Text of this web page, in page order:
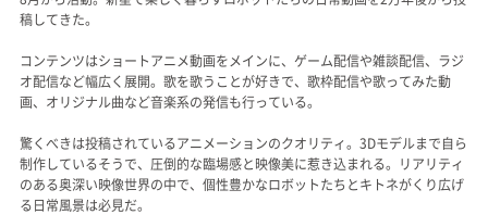
稿してきた。
コンテンツはショートアニメ動画をメインに、ゲーム配信や雑談配信、ラジ
オ配信など幅広く展開。歌を歌うことが好きで、歌枠配信や歌ってみた動
画、オリジナル曲など音楽系の発信も行っている。
驚くべきは投稿されているアニメーションのクオリティ。3Dモデルまで自ら
制作しているそうで、圧倒的な臨場感と映像美に惹き込まれる。リアリティ
のある奥深い映像世界の中で、個性豊かなロボットたちとキトネがくり広げ
る日常風景は必見だ。